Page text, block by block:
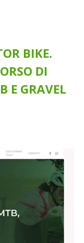
BIKE.
DI
E GRAVEL